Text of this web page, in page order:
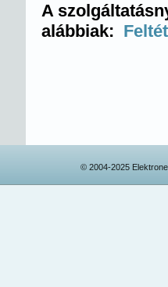
A
alábbiak:
© 2004-2025